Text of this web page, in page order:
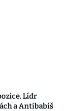
Lídr
a Antibabiš